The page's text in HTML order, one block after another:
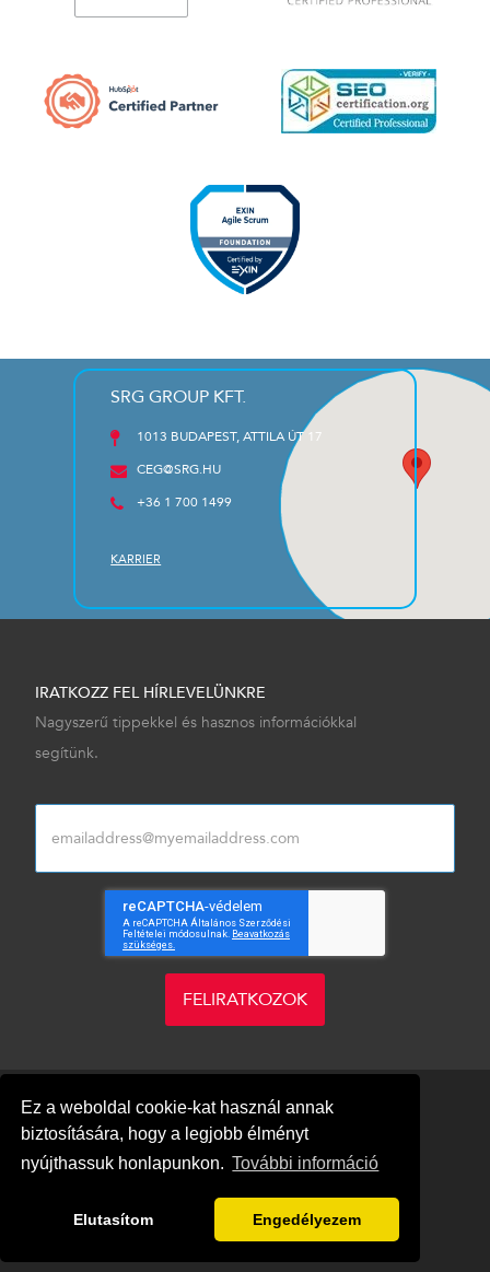
Ez a weboldal cookie-kat használ annak
biztosítására, hogy a legjobb élményt
nyújthassuk honlapunkon. További információ
Elutasítom Engedélyezem
SRG GROUP KFT.
1013 BUDAPEST, ATTILA ÚT 17
CEG@SRG.HU
+36 1 700 1499
KARRIER
IRATKOZZ FEL HÍRLEVELÜNKRE
Nagyszerű tippekkel és hasznos információkkal
segítünk.
FELIRATKOZOK
Adatvédelem Impresszum